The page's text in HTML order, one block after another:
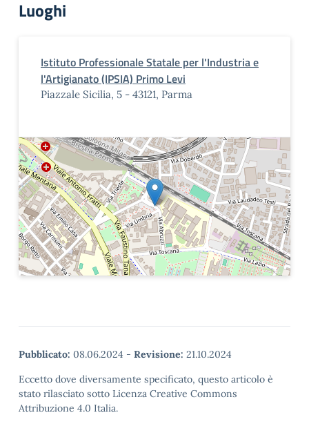
Luoghi
Istituto Professionale Statale per l'Industria e
l'Artigianato (IPSIA) Primo Levi
Piazzale Sicilia, 5 - 43121, Parma
Pubblicato: 08.06.2024 - Revisione: 21.10.2024
Eccetto dove diversamente specificato, questo articolo è
stato rilasciato sotto Licenza Creative Commons
Attribuzione 4.0 Italia.